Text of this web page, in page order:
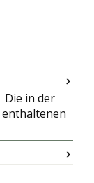
Die in der
enthaltenen